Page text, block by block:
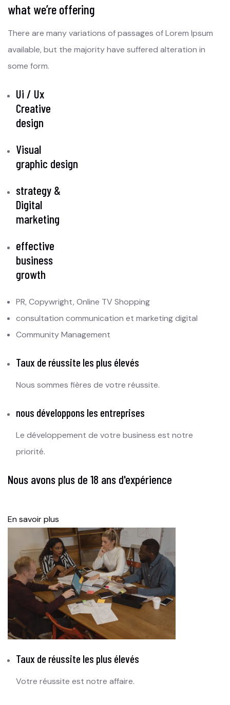
what we’re offering
There are many variations of passages of Lorem Ipsum
available, but the majority have suffered alteration in
some form.
Ui / Ux
Creative
design
Visual
graphic design
strategy &
Digital
marketing
effective
business
growth
PR, Copywright, Online TV Shopping
consultation communication et marketing digital
Community Management
Taux de réussite les plus élevés
Nous sommes fières de votre réussite.
nous développons les entreprises
Le développement de votre business est notre
priorité.
Nous avons plus de 18 ans d'expérience
En savoir plus
Taux de réussite les plus élevés
Votre réussite est notre affaire.